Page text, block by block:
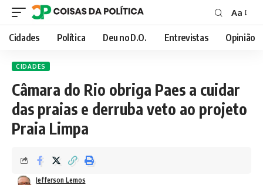
Font
Resizer
Aa
Cidades Política Deu no D.O. Entrevistas Opinião
CIDADES
Câmara do Rio obriga Paes a cuidar
das praias e derruba veto ao projeto
Praia Limpa
Jefferson Lemos